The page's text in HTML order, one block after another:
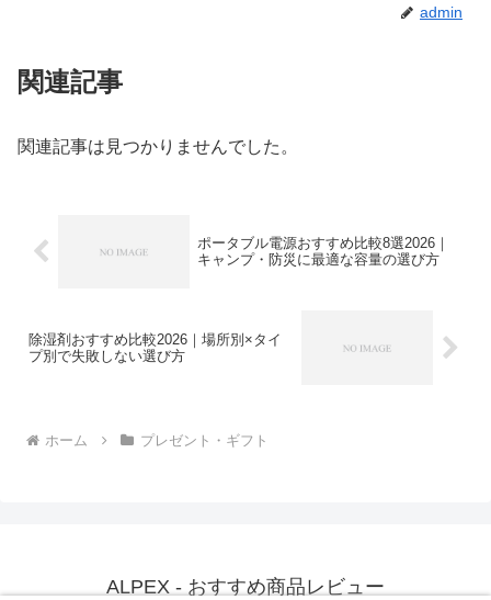
admin
関連記事
関連記事は見つかりませんでした。
ポータブル電源おすすめ比較8選2026｜
キャンプ・防災に最適な容量の選び方
除湿剤おすすめ比較2026｜場所別×タイ
プ別で失敗しない選び方
ホーム プレゼント・ギフト
ALPEX - おすすめ商品レビュー